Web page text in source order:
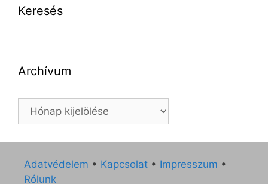
Keresés
Archívum
Archívum
Adatvédelem • Kapcsolat • Impresszum •
Rólunk